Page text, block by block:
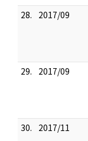
28.
2017/09
29.
2017/09
30.
2017/11